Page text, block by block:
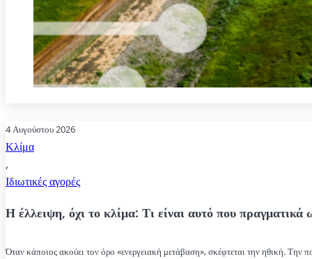
4 Αυγούστου 2026
Κλίμα
,
Ιδιωτικές αγορές
Η έλλειψη, όχι το κλίμα: Τι είναι αυτό που πραγματικά
Όταν κάποιος ακούει τον όρο «ενεργειακή μετάβαση», σκέφτεται την ηθική. Την